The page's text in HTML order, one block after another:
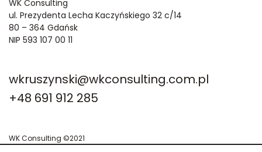
WK Consulting
ul. Prezydenta Lecha Kaczyńskiego 32 c/14
80 – 364 Gdańsk
NIP 593 107 00 11
wkruszynski@wkconsulting.com.pl
+48 691 912 285
WK Consulting ©2021